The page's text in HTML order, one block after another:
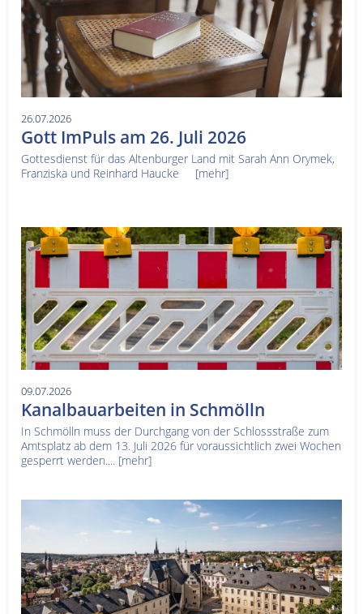
26.07.2026
Gott ImPuls am 26. Juli 2026
Gottesdienst für das Altenburger Land mit Sarah Ann Orymek,
Franziska und Reinhard Haucke [mehr]
09.07.2026
Kanalbauarbeiten in Schmölln
In Schmölln muss der Durchgang von der Schlossstraße zum
Amtsplatz ab dem 13. Juli 2026 für voraussichtlich zwei Wochen
gesperrt werden.... [mehr]